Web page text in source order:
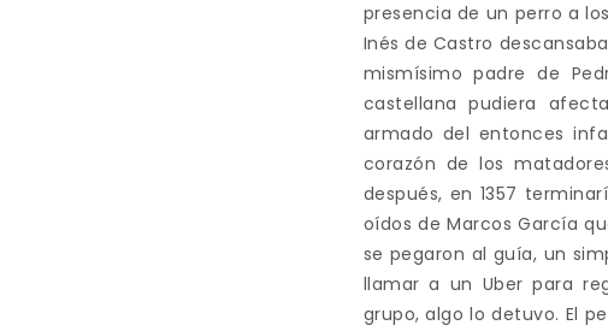
presencia de un perro a
Inés de Castro
mismísimo padre de
castellana pudiera
armado del entonces
corazón de los
después, en 1357
oídos de Marcos García
se pegaron al guía, un
llamar a un Uber para
grupo, algo lo detuvo. El